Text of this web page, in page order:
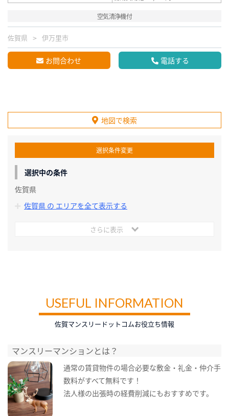
空気清浄機付
佐賀県 伊万里市
お問合わせ 電話する
地図で検索
選択条件変更
選択中の条件
佐賀県
佐賀県 の エリアを全て表示する
さらに表示
USEFUL INFORMATION
佐賀マンスリードットコムお役立ち情報
マンスリーマンションとは？
通常の賃貸物件の場合必要な敷金・礼金・仲介手
数料がすべて無料です！
法人様の出張時の経費削減にもおすすめです。